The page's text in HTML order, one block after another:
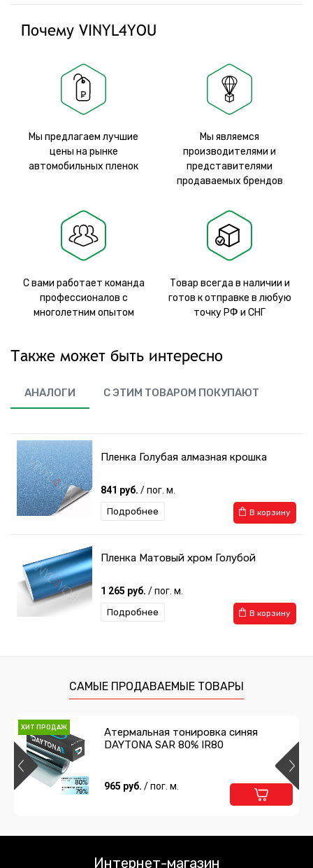
Почему VINYL4YOU
Мы предлагаем лучшие
цены на рынке
автомобильных пленок
Мы являемся
производителями и
представителями
продаваемых брендов
С вами работает команда
профессионалов с
многолетним опытом
Товар всегда в наличии и
готов к отправке в любую
точку РФ и СНГ
Также может быть интересно
АНАЛОГИ С ЭТИМ ТОВАРОМ ПОКУПАЮТ
Пленка Голубая алмазная крошка
841 руб. / пог. м.
В корзину
Подробнее
Пленка Матовый хром Голубой
1 265 руб. / пог. м.
В корзину
Подробнее
САМЫЕ ПРОДАВАЕМЫЕ ТОВАРЫ
ХИТ ПРОДАЖ
Атермальная тонировка синяя
DAYTONA SAR 80% IR80
965 руб. / пог. м.
Интернет-магазин